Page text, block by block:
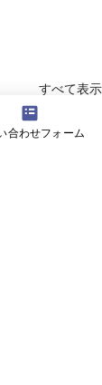
すべて表示
合わせフォーム